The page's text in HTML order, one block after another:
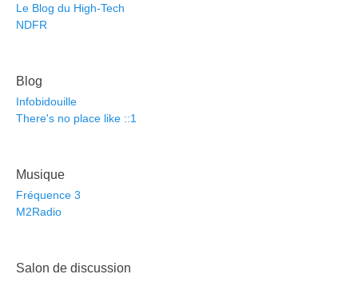
Le Blog du High-Tech
NDFR
Blog
Infobidouille
There's no place like ::1
Musique
Fréquence 3
M2Radio
Salon de discussion